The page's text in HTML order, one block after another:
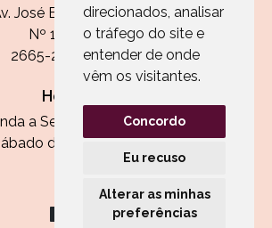
direcionados, analisar
o tráfego do site e
entender de onde
vêm os visitantes.
Concordo
Eu recuso
Alterar as minhas
preferências
José Batista Antunes
Nº 11, Loja 10
2665-236 Malveira
Horário:
a Sexta das 13h às 20h
das 9h30 às 13h